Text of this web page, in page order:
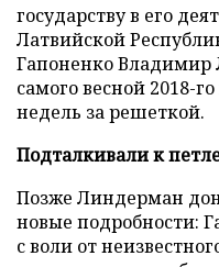
государству в его
Латвийской
Гапоненко Владимир
самого весной 2018-
недель за решеткой.
Подталкивали к
Позже Линдерман
новые подробности:
с воли от